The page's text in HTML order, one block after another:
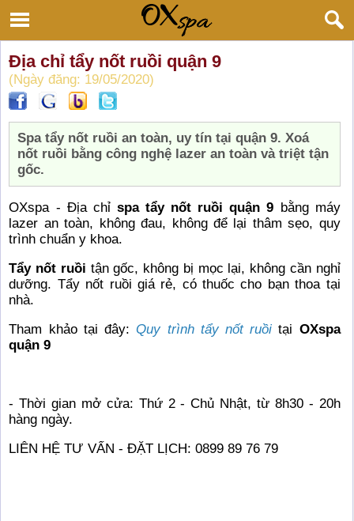
Địa chỉ tẩy nốt ruồi quận 9
(Ngày đăng: 19/05/2020)
Spa tẩy nốt ruồi an toàn, uy tín tại quận 9. Xoá
nốt ruồi bằng công nghệ lazer an toàn và triệt tận
gốc.
OXspa - Địa chỉ spa tẩy nốt ruồi quận 9 bằng máy
lazer an toàn, không đau, không để lại thâm sẹo, quy
trình chuẩn y khoa.
Tẩy nốt ruồi tận gốc, không bị mọc lại, không cần nghỉ
dưỡng. Tẩy nốt ruồi giá rẻ, có thuốc cho bạn thoa tại
nhà.
Tham khảo tại đây:Quy trình tẩy nốt ruồi tại OXspa
quận 9
- Thời gian mở cửa: Thứ 2 - Chủ Nhật, từ 8h30 - 20h
hàng ngày.
LIÊN HỆ TƯ VẤN - ĐẶT LỊCH: 0899 89 76 79